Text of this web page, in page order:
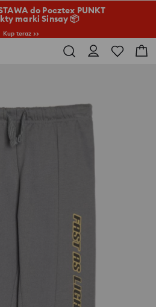
do Pocztex PUNKT
marki Sinsay 📦
Kup teraz >>